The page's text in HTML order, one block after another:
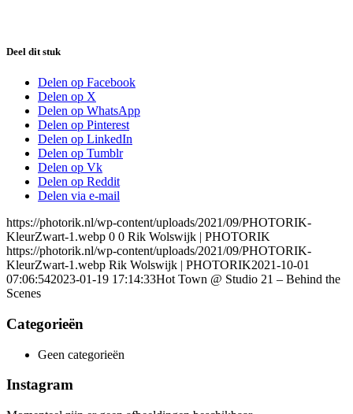
Deel dit stuk
Delen op Facebook
Delen op X
Delen op WhatsApp
Delen op Pinterest
Delen op LinkedIn
Delen op Tumblr
Delen op Vk
Delen op Reddit
Delen via e-mail
https://photorik.nl/wp-content/uploads/2021/09/PHOTORIK-
KleurZwart-1.webp 0 0 Rik Wolswijk | PHOTORIK
https://photorik.nl/wp-content/uploads/2021/09/PHOTORIK-
KleurZwart-1.webp Rik Wolswijk | PHOTORIK2021-10-01
07:06:542023-01-19 17:14:33Hot Town @ Studio 21 – Behind the
Scenes
Categorieën
Geen categorieën
Instagram